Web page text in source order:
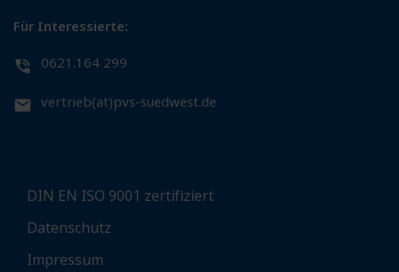
Für Interessierte:
0621.164 299
vertrieb(at)pvs-suedwest.de
DIN EN ISO 9001 zertifiziert
Datenschutz
Impressum